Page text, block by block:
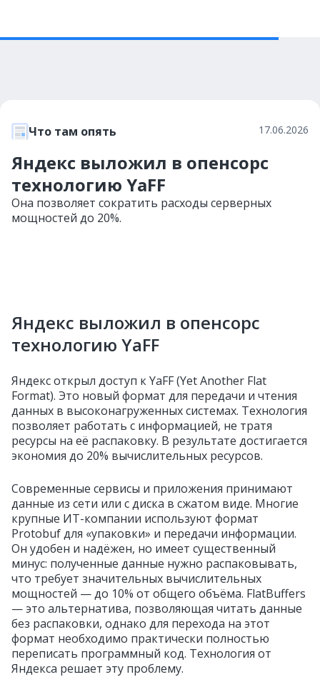
Что там опять 17.06.2026
Яндекс выложил в опенсорс
технологию YaFF
Она позволяет сократить расходы серверных
мощностей до 20%.
Яндекс выложил в опенсорс
технологию YaFF
Яндекс открыл доступ к YaFF (Yet Another Flat
Format). Это новый формат для передачи и чтения
данных в высоконагруженных системах. Технология
позволяет работать с информацией, не тратя
ресурсы на её распаковку. В результате достигается
экономия до 20% вычислительных ресурсов.
Современные сервисы и приложения принимают
данные из сети или с диска в сжатом виде. Многие
крупные ИТ-компании используют формат
Protobuf для «упаковки» и передачи информации.
Он удобен и надёжен, но имеет существенный
минус: полученные данные нужно распаковывать,
что требует значительных вычислительных
мощностей — до 10% от общего объёма. FlatBuffers
— это альтернатива, позволяющая читать данные
без распаковки, однако для перехода на этот
формат необходимо практически полностью
переписать программный код. Технология от
Яндекса решает эту проблему.